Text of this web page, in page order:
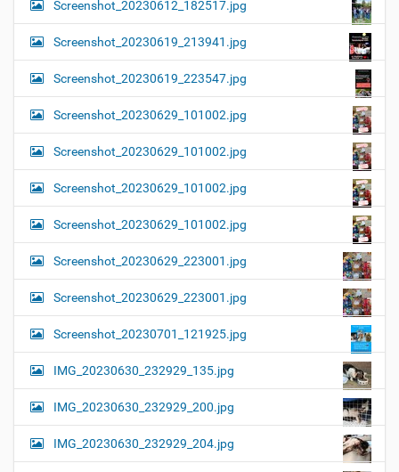
Screenshot_20230612_182517.jpg
Screenshot_20230619_213941.jpg
Screenshot_20230619_223547.jpg
Screenshot_20230629_101002.jpg
Screenshot_20230629_101002.jpg
Screenshot_20230629_101002.jpg
Screenshot_20230629_101002.jpg
Screenshot_20230629_223001.jpg
Screenshot_20230629_223001.jpg
Screenshot_20230701_121925.jpg
IMG_20230630_232929_135.jpg
IMG_20230630_232929_200.jpg
IMG_20230630_232929_204.jpg